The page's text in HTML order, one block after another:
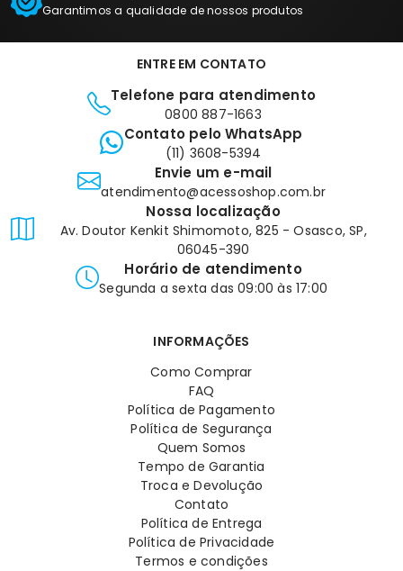
Garantimos a qualidade de nossos produtos
ENTRE EM CONTATO
Telefone para atendimento
0800 887-1663
Contato pelo WhatsApp
(11) 3608-5394
Envie um e-mail
atendimento@acessoshop.com.br
Nossa localização
Av. Doutor Kenkit Shimomoto, 825 - Osasco, SP,
06045-390
Horário de atendimento
Segunda a sexta das 09:00 às 17:00
INFORMAÇÕES
Como Comprar
FAQ
Política de Pagamento
Política de Segurança
Quem Somos
Tempo de Garantia
Troca e Devolução
Contato
Política de Entrega
Política de Privacidade
Termos e condições